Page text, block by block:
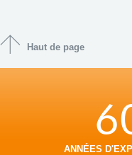
Haut de page
ANNÉES